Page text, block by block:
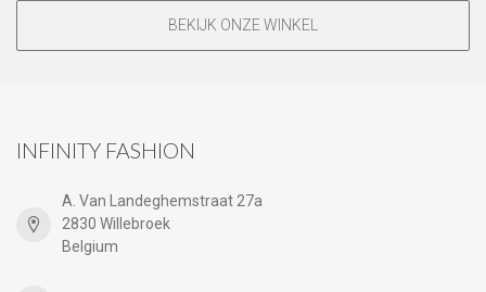
BEKIJK ONZE WINKEL
INFINITY FASHION
A. Van Landeghemstraat 27a
2830 Willebroek
Belgium